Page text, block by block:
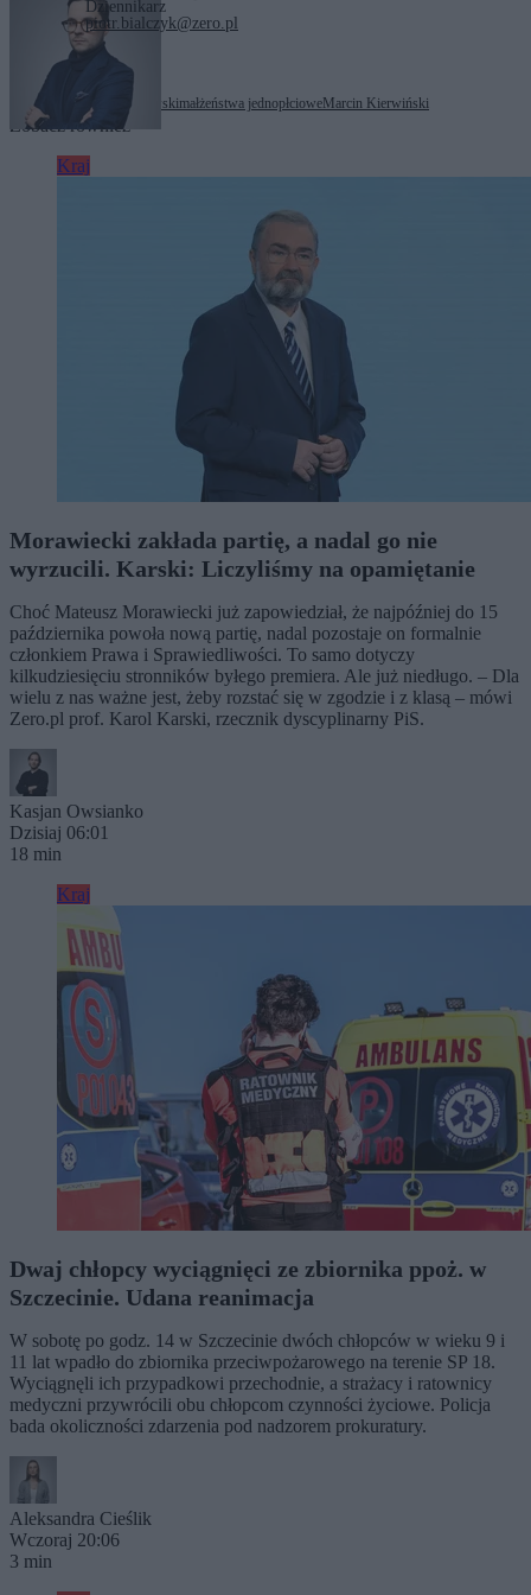
Dziennikarz
piotr.bialczyk@zero.pl
Tagi: Krzysztof Gawkowskimałżeństwa jednopłcioweMarcin Kierwiński
Zobacz również
Kraj
Morawiecki zakłada partię, a nadal go nie
wyrzucili. Karski: Liczyliśmy na opamiętanie
Choć Mateusz Morawiecki już zapowiedział, że najpóźniej do 15
października powoła nową partię, nadal pozostaje on formalnie
członkiem Prawa i Sprawiedliwości. To samo dotyczy
kilkudziesięciu stronników byłego premiera. Ale już niedługo. – Dla
wielu z nas ważne jest, żeby rozstać się w zgodzie i z klasą – mówi
Zero.pl prof. Karol Karski, rzecznik dyscyplinarny PiS.
Kasjan Owsianko
Dzisiaj 06:01
18 min
Kraj
Dwaj chłopcy wyciągnięci ze zbiornika ppoż. w
Szczecinie. Udana reanimacja
W sobotę po godz. 14 w Szczecinie dwóch chłopców w wieku 9 i
11 lat wpadło do zbiornika przeciwpożarowego na terenie SP 18.
Wyciągnęli ich przypadkowi przechodnie, a strażacy i ratownicy
medyczni przywrócili obu chłopcom czynności życiowe. Policja
bada okoliczności zdarzenia pod nadzorem prokuratury.
Aleksandra Cieślik
Wczoraj 20:06
3 min